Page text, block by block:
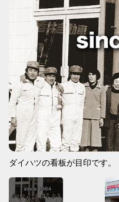
ダイハツの看板が目印です。